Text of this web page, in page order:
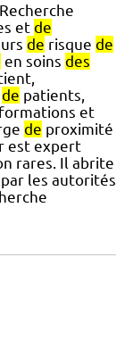
Recherche
et de
de risque de
en soins des
de patients,
et
de proximité
est expert
rares. Il abrite
les autorités